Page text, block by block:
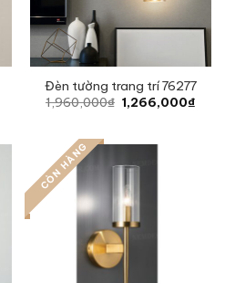
Đèn tường trang trí 76277
1,960,000₫ Original
price
1,266,000₫
CÒN HÀNG